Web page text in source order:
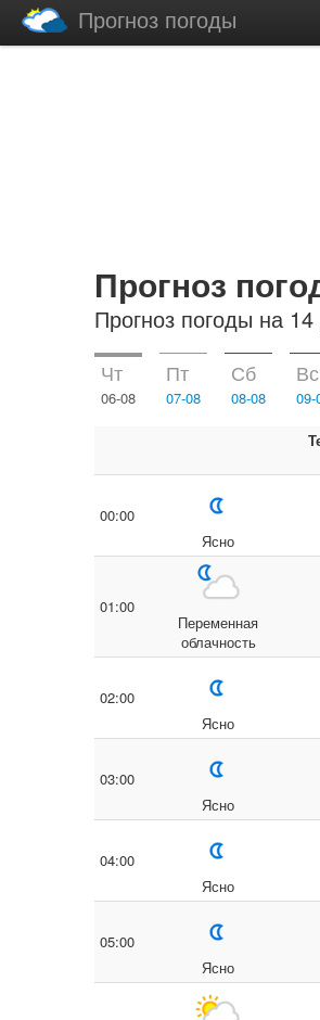
Прогноз погоды
Прогноз
Прогноз погоды на
Чт
06-08
Пт
07-08
Сб
08-08
Вс
09-
00:00
Ясно
01:00
Переменная
облачность
02:00
Ясно
03:00
Ясно
04:00
Ясно
05:00
Ясно